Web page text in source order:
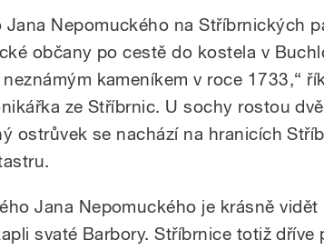
Jana Nepomuckého na Stříbrnických
občany po cestě do kostela v
kameníkem v roce 1733,“
ze Stříbrnic. U sochy rostou
ostrůvek se nachází na hranicích
Jana Nepomuckého je krásně vidět
svaté Barbory. Stříbrnice totiž dříve